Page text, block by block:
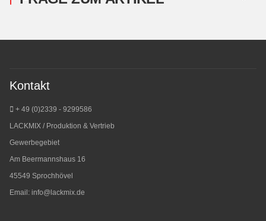
Kontakt
+ 49 (0)2339 - 9299586
LACKMIX / Produktion & Vertrieb
Gewerbegebiet
Am Beermannshaus 16
45549 Sprochhövel
Email: info@lackmix.de